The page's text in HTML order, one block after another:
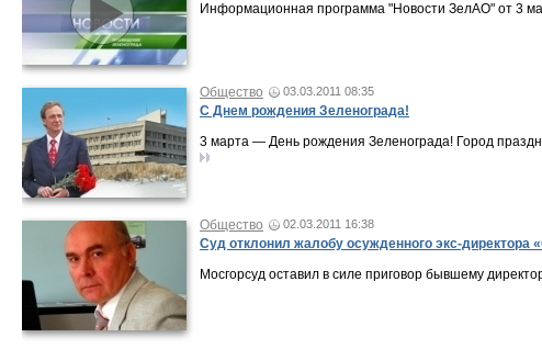
Информационная программа "Новости ЗелАО" от 3
Общество 03.03.2011 08:35
С Днем рождения Зеленограда!
3 марта — День рождения Зеленограда! Город
Общество 02.03.2011 16:38
Суд отклонил жалобу осужденного экс-директора
Мосгорсуд оставил в силе приговор бывшему